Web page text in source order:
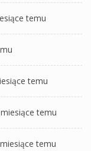
temu
temu
temu
temu